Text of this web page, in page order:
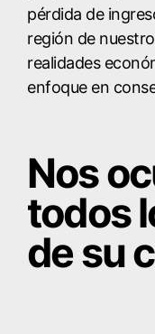
pérdida de
región de
realidades
enfoque en
Nos
todos
de su